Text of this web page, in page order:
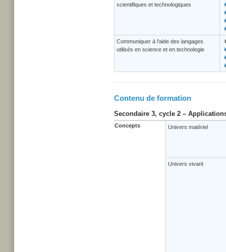
scientifiques et technologiques
Communiquer à l'aide des langages
utilisés en science et en technologie
Contenu de formation
Secondaire 3, cycle 2 –
Concepts Univers matériel
Univers vivant